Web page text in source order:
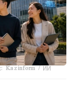
Kazinform / ИИ